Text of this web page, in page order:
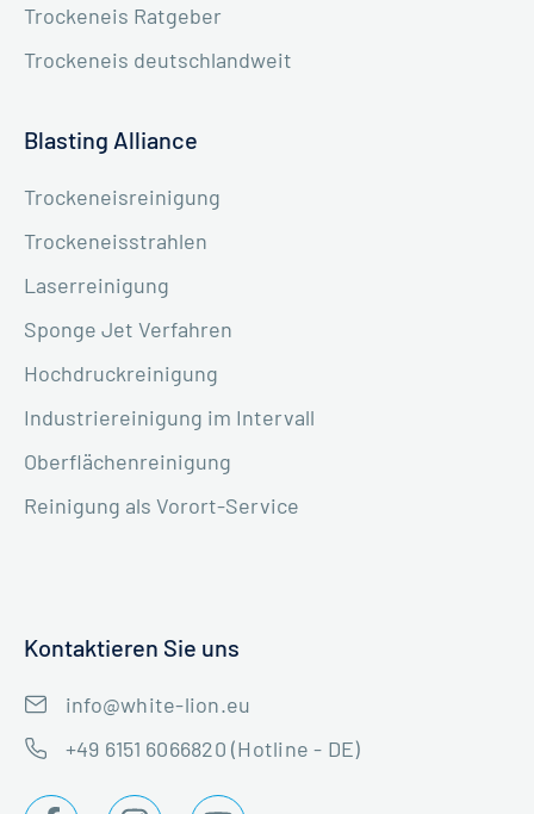
Trockeneis Ratgeber
Trockeneis deutschlandweit
Blasting Alliance
Trockeneisreinigung
Trockeneisstrahlen
Laserreinigung
Sponge Jet Verfahren
Hochdruckreinigung
Industriereinigung im Intervall
Oberflächenreinigung
Reinigung als Vorort-Service
Kontaktieren Sie uns
info@white-lion.eu
+49 6151 6066820 (Hotline - DE)